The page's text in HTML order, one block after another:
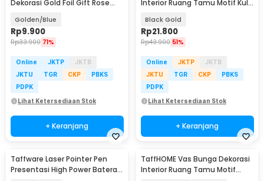
Dekorasi Gold Foil Gift Rose
Golden/Blue
Rp9.900
Rp33.900 71%
Online JKTP
JKTB
JKTU
TGR CKP
PBKS
PDPK
Lihat Ketersediaan Stok
+ Keranjang
Interior Ruang Tamu Motif Kulit
Black Gold
Rp21.800
Rp43.900 51%
Online JKTP
JKTB
JKTU
TGR CKP
PBKS
PDPK
Lihat Ketersediaan Stok
+ Keranjang
Taffware Laser Pointer Pen
Presentasi High Power Baterai
TaffHOME Vas Bunga Dekorasi
Interior Ruang Tamu Motif